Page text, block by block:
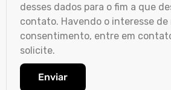
desses dados para o fim a que
contato. Havendo o interesse
consentimento, entre em
solicite.
Enviar